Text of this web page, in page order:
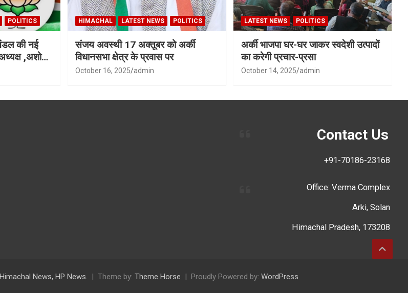
POLITICS
मंडल की नई
,अशोक
HIMACHAL LATEST NEWS POLITICS
संजय अवस्थी 17 अक्तूबर को अर्की
विधानसभा क्षेत्र के प्रवास पर
October 16, 2025 admin
LATEST NEWS POLITICS
अर्की भाजपा घर-घर जाकर स्वदेशी उत्पादों
का करेगी प्रचार-प्रसा
October 14, 2025 admin
Contact Us
+91-70186-23168
Office: Verma Complex
Arki, Solan
Himachal Pradesh, 173208
News, HP News. Theme by: Theme Horse Proudly Powered by: WordPress